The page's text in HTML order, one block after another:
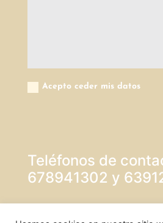
Acepto ceder mis datos
Teléfonos de
678941302 y
PROTECCIÓN DE DATOS